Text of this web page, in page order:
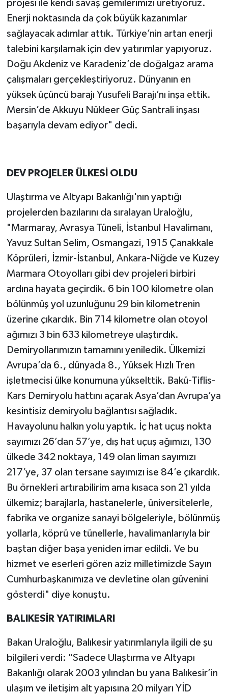
projesi ile kendi savaş gemilerimizi üretiyoruz.
Enerji noktasında da çok büyük kazanımlar
sağlayacak adımlar attık. Türkiye’nin artan enerji
talebini karşılamak için dev yatırımlar yapıyoruz.
Doğu Akdeniz ve Karadeniz’de doğalgaz arama
çalışmaları gerçekleştiriyoruz. Dünyanın en
yüksek üçüncü barajı Yusufeli Barajı’nı inşa ettik.
Mersin’de Akkuyu Nükleer Güç Santrali inşası
başarıyla devam ediyor" dedi.
DEV PROJELER ÜLKESİ OLDU
Ulaştırma ve Altyapı Bakanlığı'nın yaptığı
projelerden bazılarını da sıralayan Uraloğlu,
"Marmaray, Avrasya Tüneli, İstanbul Havalimanı,
Yavuz Sultan Selim, Osmangazi, 1915 Çanakkale
Köprüleri, İzmir-İstanbul, Ankara-Niğde ve Kuzey
Marmara Otoyolları gibi dev projeleri birbiri
ardına hayata geçirdik. 6 bin 100 kilometre olan
bölünmüş yol uzunluğunu 29 bin kilometrenin
üzerine çıkardık. Bin 714 kilometre olan otoyol
ağımızı 3 bin 633 kilometreye ulaştırdık.
Demiryollarımızın tamamını yeniledik. Ülkemizi
Avrupa’da 6., dünyada 8., Yüksek Hızlı Tren
işletmecisi ülke konumuna yükselttik. Bakü-Tiflis-
Kars Demiryolu hattını açarak Asya’dan Avrupa’ya
kesintisiz demiryolu bağlantısı sağladık.
Havayolunu halkın yolu yaptık. İç hat uçuş nokta
sayımızı 26’dan 57’ye, dış hat uçuş ağımızı, 130
ülkede 342 noktaya, 149 olan liman sayımızı
217’ye, 37 olan tersane sayımızı ise 84’e çıkardık.
Bu örnekleri artırabilirim ama kısaca son 21 yılda
ülkemiz; barajlarla, hastanelerle, üniversitelerle,
fabrika ve organize sanayi bölgeleriyle, bölünmüş
yollarla, köprü ve tünellerle, havalimanlarıyla bir
baştan diğer başa yeniden imar edildi. Ve bu
hizmet ve eserleri gören aziz milletimizde Sayın
Cumhurbaşkanımıza ve devletine olan güvenini
gösterdi" diye konuştu.
BALIKESİR YATIRIMLARI
Bakan Uraloğlu, Balıkesir yatırımlarıyla ilgili de şu
bilgileri verdi: "Sadece Ulaştırma ve Altyapı
Bakanlığı olarak 2003 yılından bu yana Balıkesir’in
ulaşım ve iletişim alt yapısına 20 milyarı YİD